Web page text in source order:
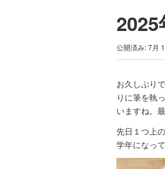
公開済み: 7月
お久しぶり
りに筆を執
いますね。
先日１つ上
学年になっ